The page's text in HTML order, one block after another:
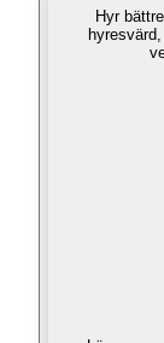
Hyr